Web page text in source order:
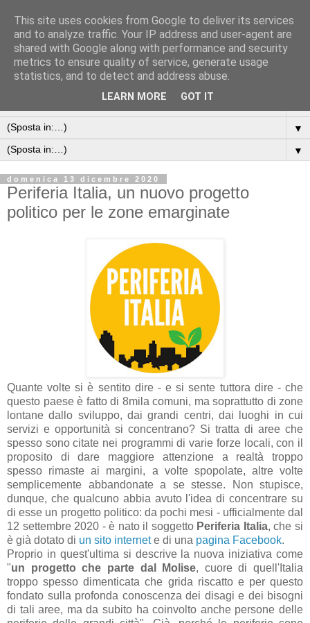
▼
▼
domenica 13 dicembre 2020
Periferia Italia, un nuovo progetto
politico per le zone emarginate
Quante volte si è sentito dire - e si sente tuttora dire - che
questo paese è fatto di 8mila comuni, ma soprattutto di zone
lontane dallo sviluppo, dai grandi centri, dai luoghi in cui
servizi e opportunità si concentrano? Si tratta di aree che
spesso sono citate nei programmi di varie forze locali, con il
proposito di dare maggiore attenzione a realtà troppo
spesso rimaste ai margini, a volte spopolate, altre volte
semplicemente abbandonate a se stesse. Non stupisce,
dunque, che qualcuno abbia avuto l'idea di concentrare su
di esse un progetto politico: da pochi mesi - ufficialmente dal
12 settembre 2020 - è nato il soggetto Periferia Italia, che si
è già dotato di un sito internete di una pagina Facebook.
Proprio in quest'ultima si descrive la nuova iniziativa come
"un progetto che parte dal Molise, cuore di quell'Italia
troppo spesso dimenticata che grida riscatto e per questo
fondato sulla profonda conoscenza dei disagi e dei bisogni
di tali aree, ma da subito ha coinvolto anche persone delle
This site uses cookies from Google to deliver its services
and to analyze traffic. Your IP address and user-agent are
shared with Google along with performance and security
metrics to ensure quality of service, generate usage
statistics, and to detect and address abuse.
LEARN MORE GOT IT